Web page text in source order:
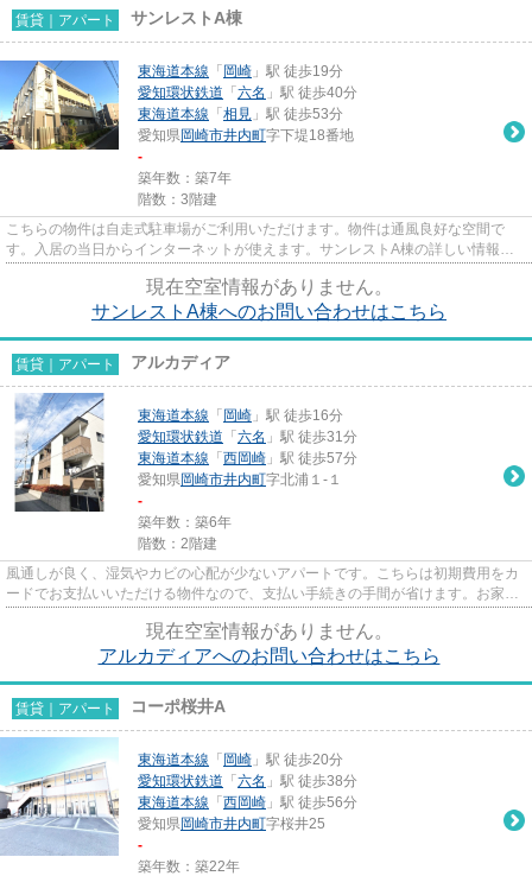
賃貸｜アパート サンレストA棟
東海道本線 「 岡崎 」駅 徒歩19分
愛知環状鉄道 「 六名 」駅 徒歩40分
東海道本線 「 相見 」駅 徒歩53分
愛知県岡崎市井内町字下堤18番地
-
築年数：築7年
階数：3階建
こちらの物件は自走式駐車場がご利用いただけます。物件は通風良好な空間で
す。入居の当日からインターネットが使えます。サンレストA棟の詳しい情報。
現在空室情報がありません。
サンレストA棟へのお問い合わせはこちら
賃貸｜アパート アルカディア
東海道本線 「 岡崎 」駅 徒歩16分
愛知環状鉄道 「 六名 」駅 徒歩31分
東海道本線 「 西岡崎 」駅 徒歩57分
愛知県岡崎市井内町字北浦１-１
-
築年数：築6年
階数：2階建
風通しが良く、湿気やカビの心配が少ないアパートです。こちらは初期費用をカ
ードでお支払いいただける物件なので、支払い手続きの手間が省けます。お家で
現在空室情報がありません。
アルカディアへのお問い合わせはこちら
賃貸｜アパート コーポ桜井A
東海道本線 「 岡崎 」駅 徒歩20分
愛知環状鉄道 「 六名 」駅 徒歩38分
東海道本線 「 西岡崎 」駅 徒歩56分
愛知県岡崎市井内町字桜井25
-
築年数：築22年